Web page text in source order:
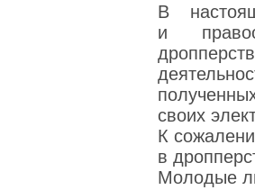
В
и
своих
К
в
Молодые